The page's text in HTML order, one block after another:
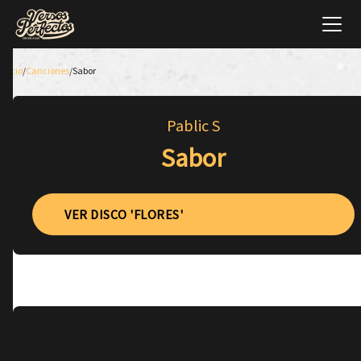
Inicio/Canciones/Sabor
Pablic S
Sabor
VER DISCO 'FLORES'